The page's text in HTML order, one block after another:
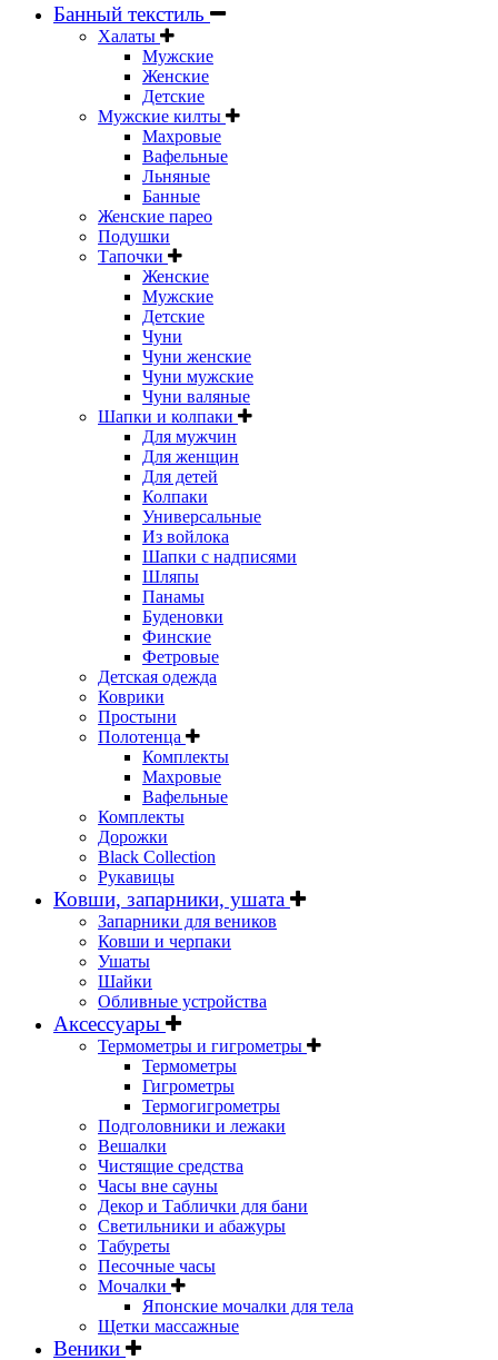
Банный текстиль
Халаты
Мужские
Женские
Детские
Мужские килты
Махровые
Вафельные
Льняные
Банные
Женские парео
Подушки
Тапочки
Женские
Мужские
Детские
Чуни
Чуни женские
Чуни мужские
Чуни валяные
Шапки и колпаки
Для мужчин
Для женщин
Для детей
Колпаки
Универсальные
Из войлока
Шапки с надписями
Шляпы
Панамы
Буденовки
Финские
Фетровые
Детская одежда
Коврики
Простыни
Полотенца
Комплекты
Махровые
Вафельные
Комплекты
Дорожки
Black Collection
Рукавицы
Ковши, запарники, ушата
Запарники для веников
Ковши и черпаки
Ушаты
Шайки
Обливные устройства
Аксессуары
Термометры и гигрометры
Термометры
Гигрометры
Термогигрометры
Подголовники и лежаки
Вешалки
Чистящие средства
Часы вне сауны
Декор и Таблички для бани
Светильники и абажуры
Табуреты
Песочные часы
Мочалки
Японские мочалки для тела
Щетки массажные
Веники